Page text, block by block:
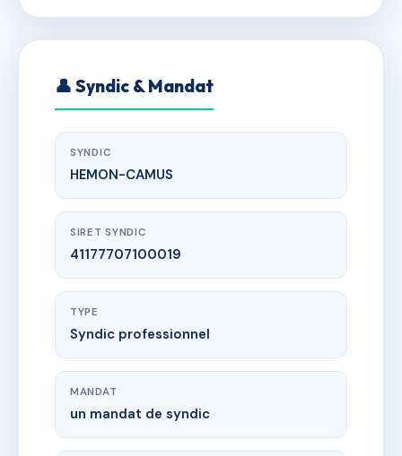
👤 Syndic & Mandat
SYNDIC
HEMON-CAMUS
SIRET SYNDIC
41177707100019
TYPE
Syndic professionnel
MANDAT
un mandat de syndic